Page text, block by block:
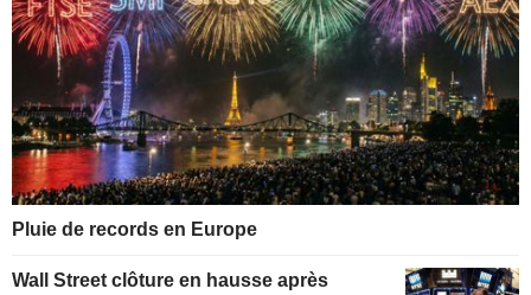
Pluie de records en Europe
Wall Street clôture en hausse après